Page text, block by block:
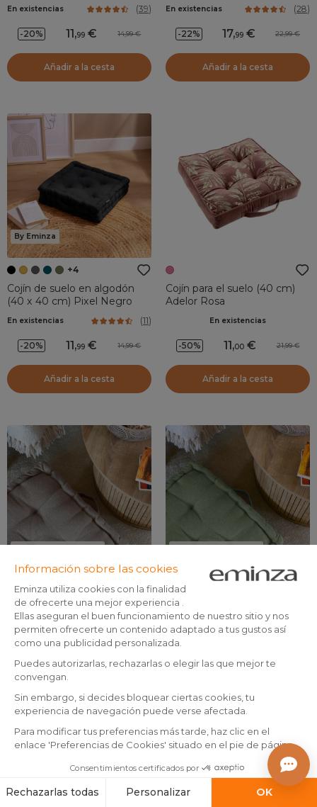
En existencias (39)
-20% 11,99 14,99
Añadir a la cesta
En existencias (28)
-22% 17,99 22,99
Añadir a la cesta
By Eminza
+4
Cojín de suelo en algodón
(40 x 40 cm) Pixel Negro
En existencias (11)
-20% 11,99 14,99
Añadir a la cesta
Cojín para el suelo (40 cm)
Adelor Rosa
En existencias
-50% 11,00 21,99
Añadir a la cesta
Cojín de suelo (50 x 50 cm)
Monaco Beige
En existencias
19 99
Cojín de suelo (50 x 50 cm)
Mónaco Verde salvia
En existencias